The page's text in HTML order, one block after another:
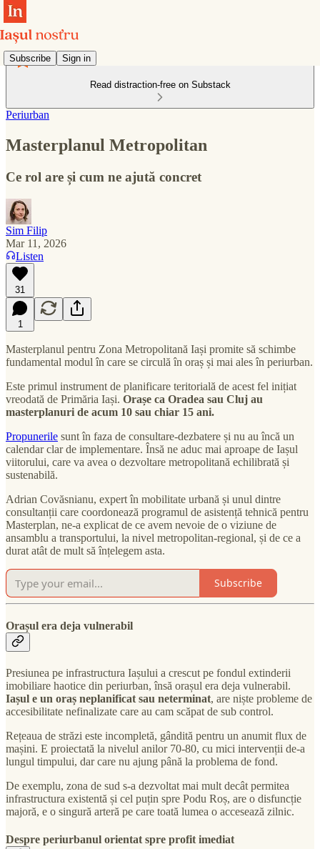
Subscribe Sign in
Read distraction-free on Substack
Periurban
Masterplanul Metropolitan
Ce rol are și cum ne ajută concret
Sim Filip
Mar 11, 2026
Listen
31
1
Masterplanul pentru Zona Metropolitană Iași promite să schimbe
fundamental modul în care se circulă în oraș și mai ales în periurban.
Este primul instrument de planificare teritorială de acest fel inițiat
vreodată de Primăria Iași. Orașe ca Oradea sau Cluj au
masterplanuri de acum 10 sau chiar 15 ani.
Propunerile sunt în faza de consultare-dezbatere și nu au încă un
calendar clar de implementare. Însă ne aduc mai aproape de Iașul
viitorului, care va avea o dezvoltare metropolitană echilibrată și
sustenabilă.
Adrian Covăsnianu, expert în mobilitate urbană și unul dintre
consultanții care coordonează programul de asistență tehnică pentru
Masterplan, ne-a explicat de ce avem nevoie de o viziune de
ansamblu a transportului, la nivel metropolitan-regional, și de ce a
durat atât de mult să înțelegem asta.
Subscribe
Orașul era deja vulnerabil
Presiunea pe infrastructura Iașului a crescut pe fondul extinderii
imobiliare haotice din periurban, însă orașul era deja vulnerabil.
Iașul e un oraș neplanificat sau neterminat, are niște probleme de
accesibilitate nefinalizate care au cam scăpat de sub control.
Rețeaua de străzi este incompletă, gândită pentru un anumit flux de
mașini. E proiectată la nivelul anilor 70-80, cu mici intervenții de-a
lungul timpului, dar care nu ajung până la problema de fond.
De exemplu, zona de sud s-a dezvoltat mai mult decât permitea
infrastructura existentă și cel puțin spre Podu Roș, are o disfuncție
majoră, e o singură arteră pe care toată lumea o accesează zilnic.
Despre periurbanul orientat spre profit imediat